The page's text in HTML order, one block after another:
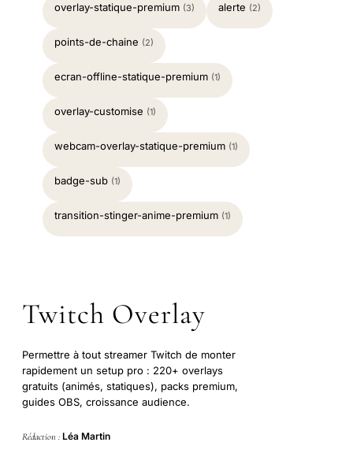
overlay-statique-premium (3) alerte (2)
points-de-chaine (2)
ecran-offline-statique-premium (1)
overlay-customise (1)
webcam-overlay-statique-premium (1)
badge-sub (1)
transition-stinger-anime-premium (1)
Twitch Overlay
Permettre à tout streamer Twitch de monter
rapidement un setup pro : 220+ overlays
gratuits (animés, statiques), packs premium,
guides OBS, croissance audience.
Rédaction : Léa Martin